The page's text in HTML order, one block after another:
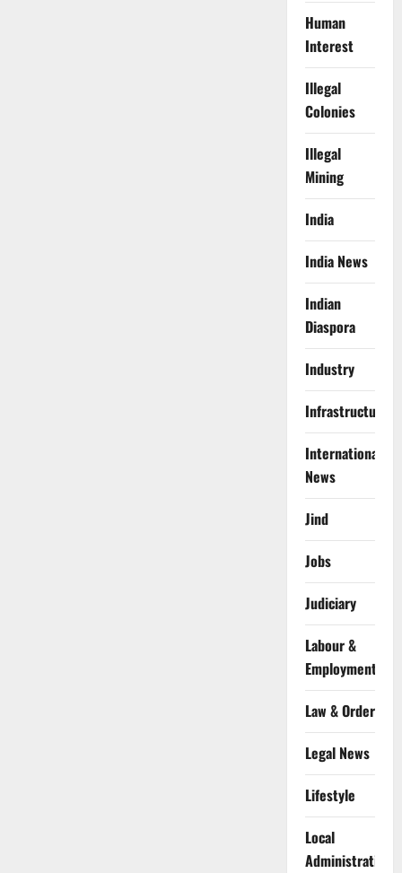
Human
Interest
Illegal
Colonies
Illegal
Mining
India
India News
Indian
Diaspora
Industry
Infrastructure
International
News
Jind
Jobs
Judiciary
Labour &
Employment
Law & Order
Legal News
Lifestyle
Local
Administration